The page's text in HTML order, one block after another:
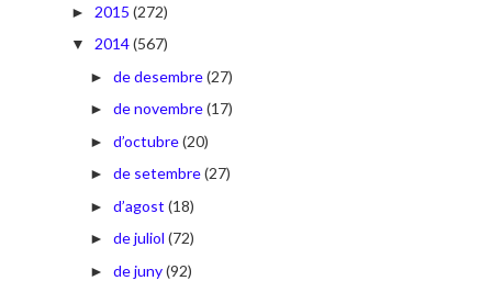
► 2015 (272)
▼ 2014(567)
► de desembre(27)
► de novembre(17)
► d’octubre(20)
► de setembre(27)
► d’agost (18)
► de juliol (72)
► de juny(92)